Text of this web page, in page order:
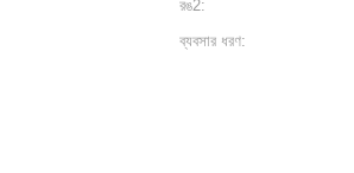
রঙ2:
ব্যবসার ধরণ: